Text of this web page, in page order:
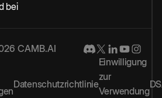
bei
CAMB.AI
Datenschutzrichtlinie
Einwilligung
zur
Verwendung